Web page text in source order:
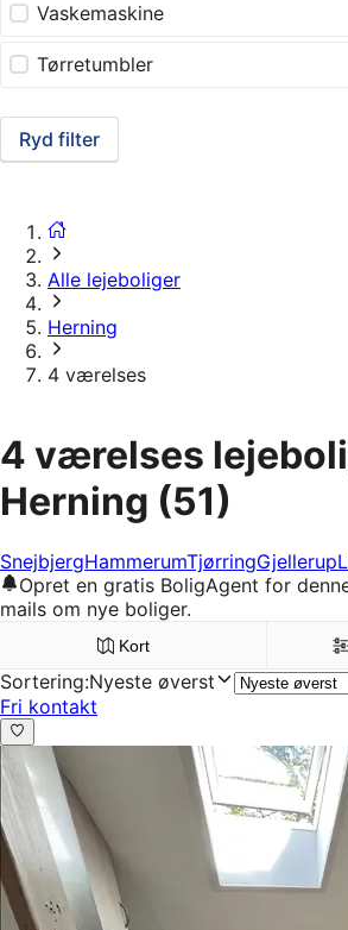
Vaskemaskine
Tørretumbler
Ryd filter
Alle lejeboliger
Herning
4 værelses
4 værelses
Herning (51)
SnejbjergHammerumTjørringGjellerup
Opret en gratis BoligAgent for
mails om nye boliger.
Kort
Sortering:Nyeste øverst
Fri kontakt